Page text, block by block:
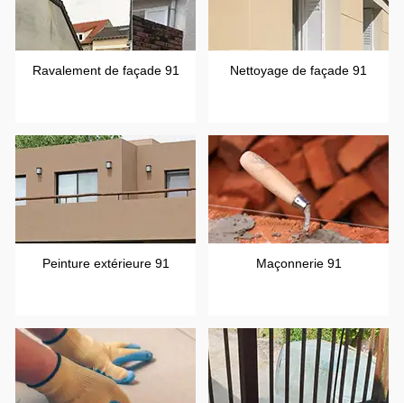
Ravalement de façade 91 Nettoyage de façade 91
Peinture extérieure 91 Maçonnerie 91